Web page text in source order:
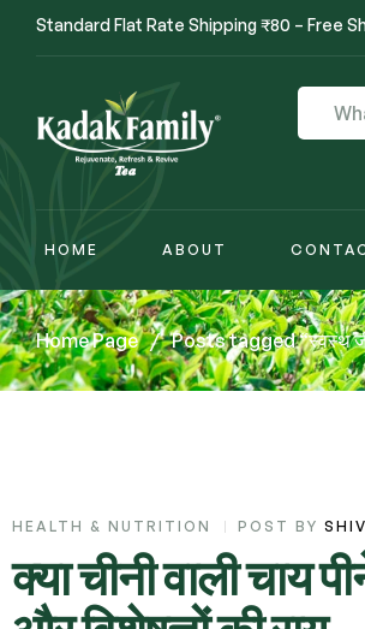
Standard Flat Rate Shipping ₹80 – Free
HOME ABOUT
Home Page / Posts tagged “स्वस्थ
HEALTH & NUTRITION POST BY
क्या चीनी वाली चाय